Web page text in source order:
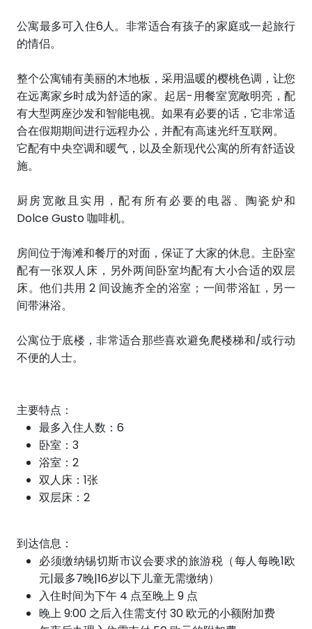
公寓最多可入住6人。非常适合有孩子的家庭或一起旅行
的情侣。
整个公寓铺有美丽的木地板，采用温暖的樱桃色调，让您
在远离家乡时成为舒适的家。起居-用餐室宽敞明亮，配
有大型两座沙发和智能电视。如果有必要的话，它非常适
合在假期期间进行远程办公，并配有高速光纤互联网。
它配有中央空调和暖气，以及全新现代公寓的所有舒适设
施。
厨房宽敞且实用，配有所有必要的电器、陶瓷炉和
Dolce Gusto 咖啡机。
房间位于海滩和餐厅的对面，保证了大家的休息。主卧室
配有一张双人床，另外两间卧室均配有大小合适的双层
床。他们共用 2 间设施齐全的浴室；一间带浴缸，另一
间带淋浴。
公寓位于底楼，非常适合那些喜欢避免爬楼梯和/或行动
不便的人士。
主要特点：
最多入住人数：6
卧室：3
浴室：2
双人床：1张
双层床：2
到达信息：
必须缴纳锡切斯市议会要求的旅游税（每人每晚1欧
元|最多7晚|16岁以下儿童无需缴纳）
入住时间为下午 4 点至晚上 9 点
晚上 9:00 之后入住需支付 30 欧元的小额附加费